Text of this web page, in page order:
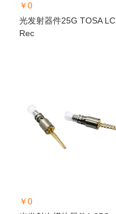
￥0
光发射器件25G TOSA LC
Rec
￥0